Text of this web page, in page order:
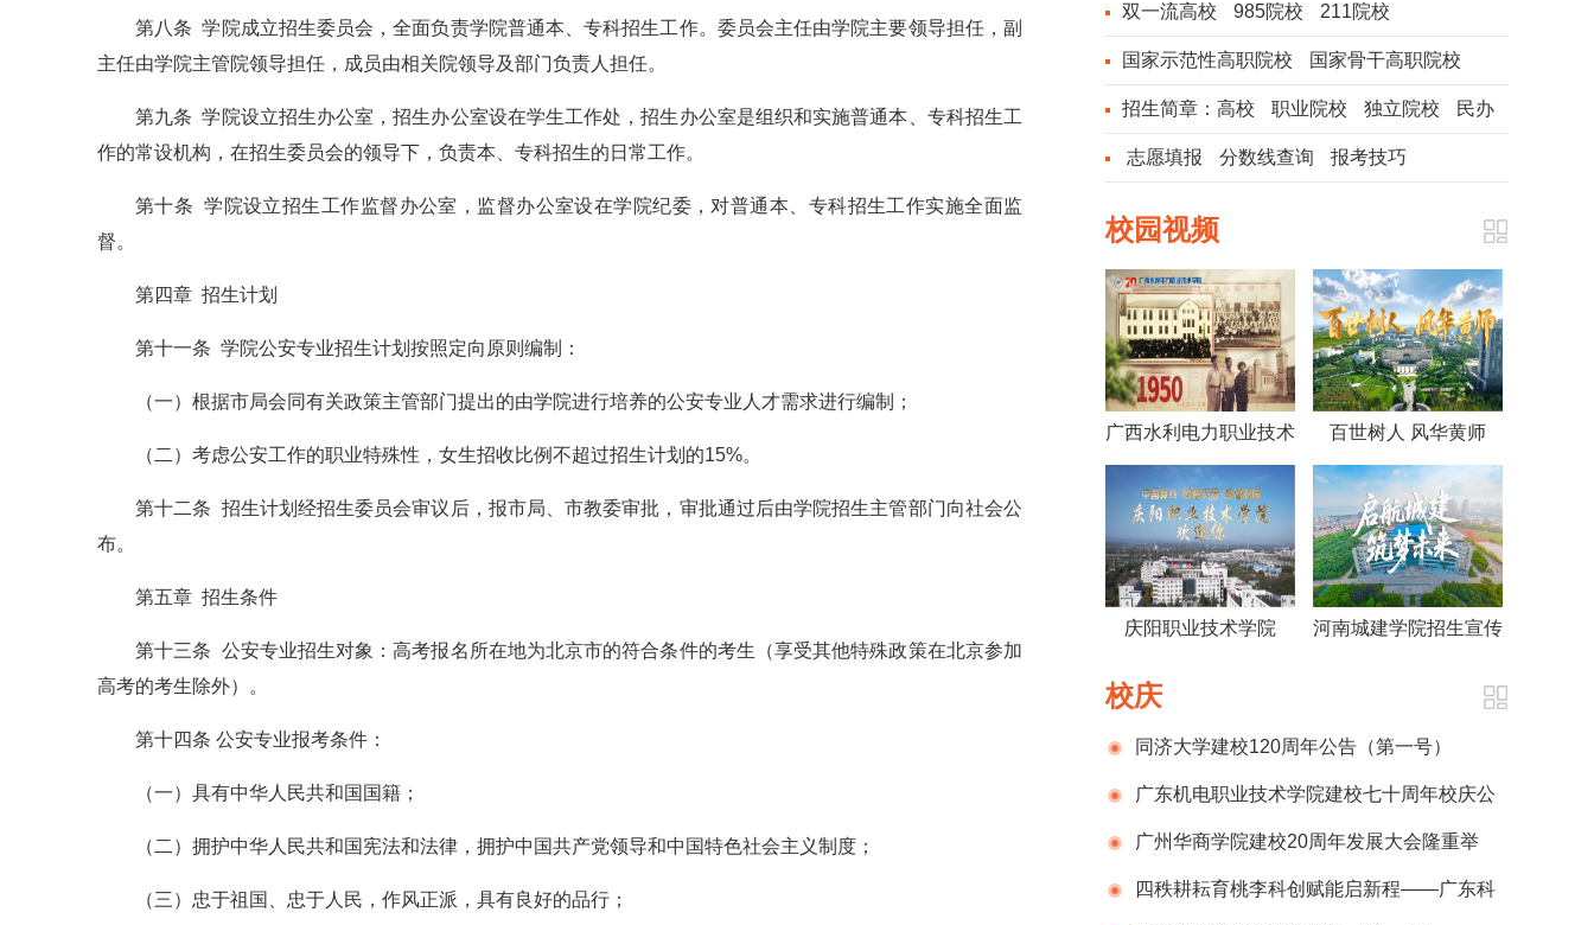
第八条 学院成立招生委员会，全面负责学院普通本、专科招生工作。委员会主任由学院主要领导担任，副
主任由学院主管院领导担任，成员由相关院领导及部门负责人担任。
第九条 学院设立招生办公室，招生办公室设在学生工作处，招生办公室是组织和实施普通本、专科招生工
作的常设机构，在招生委员会的领导下，负责本、专科招生的日常工作。
第十条 学院设立招生工作监督办公室，监督办公室设在学院纪委，对普通本、专科招生工作实施全面监
督。
第四章 招生计划
第十一条 学院公安专业招生计划按照定向原则编制：
（一）根据市局会同有关政策主管部门提出的由学院进行培养的公安专业人才需求进行编制；
（二）考虑公安工作的职业特殊性，女生招收比例不超过招生计划的15%。
第十二条 招生计划经招生委员会审议后，报市局、市教委审批，审批通过后由学院招生主管部门向社会公
布。
第五章 招生条件
第十三条 公安专业招生对象：高考报名所在地为北京市的符合条件的考生（享受其他特殊政策在北京参加
高考的考生除外）。
第十四条 公安专业报考条件：
（一）具有中华人民共和国国籍；
（二）拥护中华人民共和国宪法和法律，拥护中国共产党领导和中国特色社会主义制度；
（三）忠于祖国、忠于人民，作风正派，具有良好的品行；
双一流高校 985院校 211院校
国家示范性高职院校 国家骨干高职院校
招生简章： 高校 职业院校 独立院校 民办
院校志愿填报 分数线查询 报考技巧
校园视频
广西水利电力职业技术
学院视频《70年，70
人》
百世树人 风华黄师
——黄冈师范学院宣传
片2026版
庆阳职业技术学院 河南城建学院招生宣传
校庆
同济大学建校120周年公告（第一号）
广东机电职业技术学院建校七十周年校庆公
告（第一号）
广州华商学院建校20周年发展大会隆重举
行 四秩耕耘育桃李科创赋能启新程——广东科